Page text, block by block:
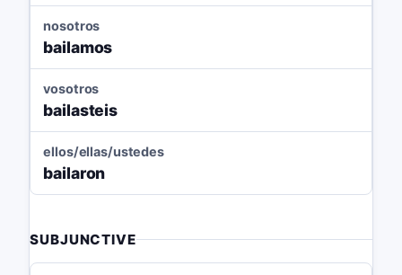
nosotros
bailamos
vosotros
bailasteis
ellos/ellas/ustedes
bailaron
SUBJUNCTIVE